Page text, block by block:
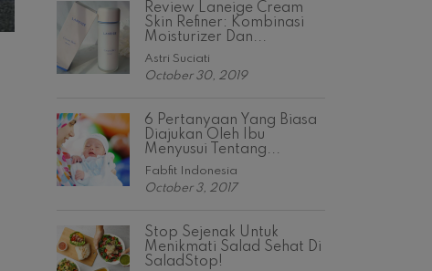
Review Laneige Cream
Skin Refiner: Kombinasi
Moisturizer Dan...
Astri Suciati
October 30, 2019
6 Pertanyaan Yang Biasa
Diajukan Oleh Ibu
Menyusui Tentang...
Fabfit Indonesia
October 3, 2017
Stop Sejenak Untuk
Menikmati Salad Sehat Di
SaladStop!